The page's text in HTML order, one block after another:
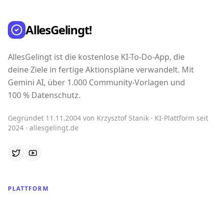
AllesGelingt!
AllesGelingt ist die kostenlose KI-To-Do-App, die
deine Ziele in fertige Aktionspläne verwandelt. Mit
Gemini AI, über 1.000 Community-Vorlagen und
100 % Datenschutz.
Gegründet 11.11.2004 von Krzysztof Stanik · KI-Plattform seit
2024 · allesgelingt.de
PLATTFORM